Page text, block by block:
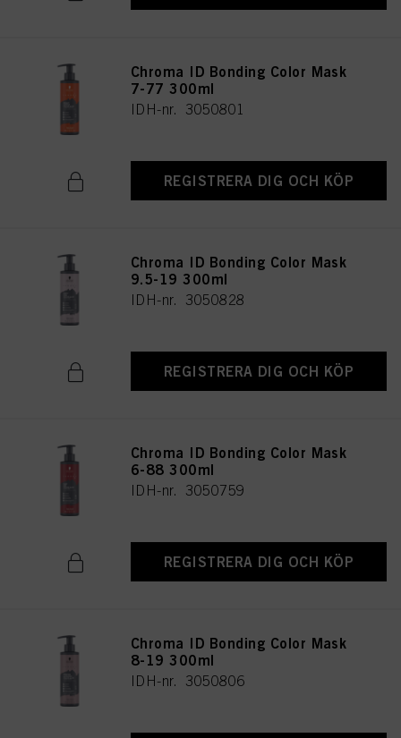
Chroma ID Bonding Color Mask
7-77 300ml
IDH-nr. 3050801
REGISTRERA DIG OCH KÖP
Chroma ID Bonding Color Mask
9.5-19 300ml
IDH-nr. 3050828
REGISTRERA DIG OCH KÖP
Chroma ID Bonding Color Mask
6-88 300ml
IDH-nr. 3050759
REGISTRERA DIG OCH KÖP
Chroma ID Bonding Color Mask
8-19 300ml
IDH-nr. 3050806